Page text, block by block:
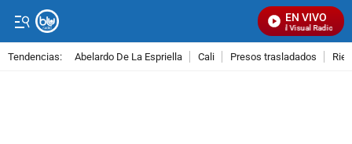
EN VIVO
Señal Visual Radio
Tendencias: Abelardo De La Espriella Cali Presos trasladados